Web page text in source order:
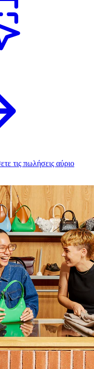
τις πωλήσεις αύριο